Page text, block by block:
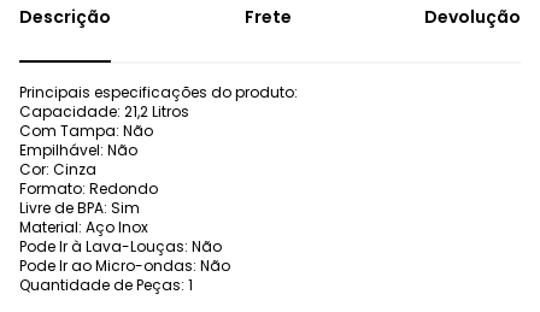
Frete Devolução
Principais especificações do produto:
Capacidade: 21,2 Litros
Com Tampa: Não
Empilhável: Não
Cor: Cinza
Formato: Redondo
Livre de BPA: Sim
Material: Aço Inox
Pode Ir à Lava-Louças: Não
Pode Ir ao Micro-ondas: Não
Quantidade de Peças: 1